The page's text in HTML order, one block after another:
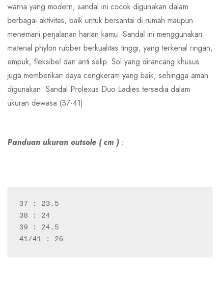
warna yang modern, sandal ini cocok digunakan dalam
berbagai aktivitas, baik untuk bersantai di rumah maupun
menemani perjalanan harian kamu. Sandal ini menggunakan
material phylon rubber berkualitas tinggi, yang terkenal ringan,
empuk, fleksibel dan anti selip. Sol yang dirancang khusus
juga memberikan daya cengkeram yang baik, sehingga aman
digunakan. Sandal Prolexus Duo Ladies tersedia dalam
ukuran dewasa (37-41)
Panduan ukuran outsole ( cm ) :
37 : 23.5
38 : 24
39 : 24.5
41/41 : 26